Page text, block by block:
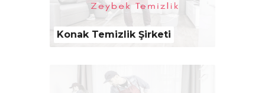
Konak Temizlik Şirketi